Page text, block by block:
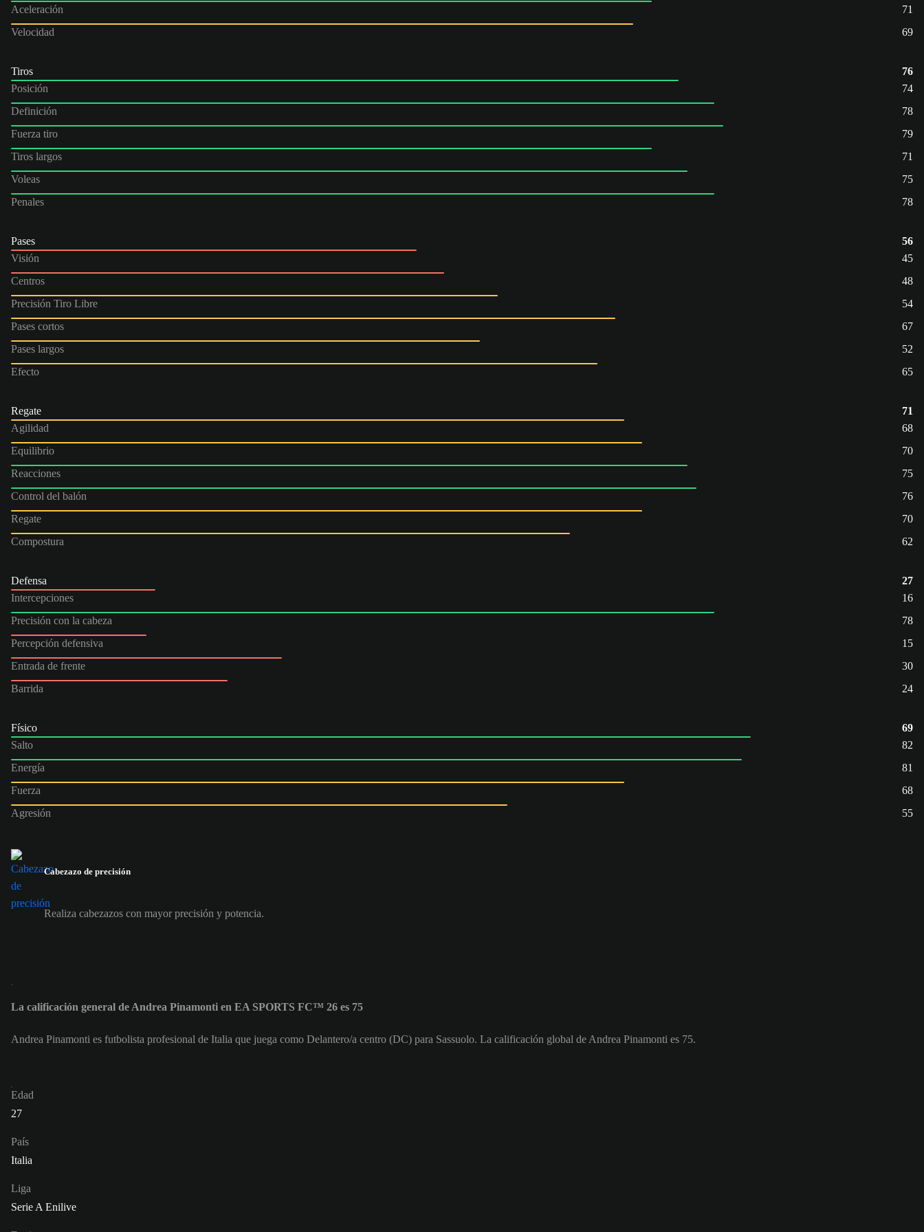
Aceleración
71
Velocidad
69
Tiros
76
Posición
74
Definición
78
Fuerza tiro
79
Tiros largos
71
Voleas
75
Penales
78
Pases
56
Visión
45
Centros
48
Precisión Tiro Libre
54
Pases cortos
67
Pases largos
52
Efecto
65
Regate
71
Agilidad
68
Equilibrio
70
Reacciones
75
Control del balón
76
Regate
70
Compostura
62
Defensa
27
Intercepciones
16
Precisión con la cabeza
78
Percepción defensiva
15
Entrada de frente
30
Barrida
24
Físico
69
Salto
82
Energía
81
Fuerza
68
Agresión
55
Cabezazo de precisión
Realiza cabezazos con mayor precisión y potencia.
La calificación general de Andrea Pinamonti en EA SPORTS FC™ 26 es 75
Andrea Pinamonti es futbolista profesional de Italia que juega como Delantero/a centro (DC) para Sassuolo. La calificación global de Andrea Pinamonti es 75.
Edad
27
País
Italia
Liga
Serie A Enilive